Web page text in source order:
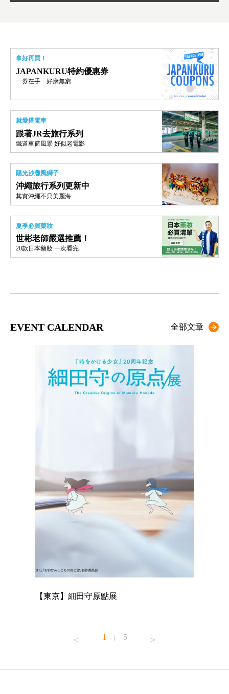
拿好再買！
JAPANKURU特約優惠券
一券在手 好康無窮
就愛搭電車
跟著JR去旅行系列
鐵道車窗風景 好似老電影
陽光沙灘風獅子
沖繩旅行系列更新中
其實沖繩不只美麗海
夏季必買藥妝
世彬老師嚴選推薦！
20款日本藥妝 一次看完
EVENT CALENDAR 全部文章
【東京】細田守原點展
1 | 5